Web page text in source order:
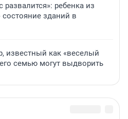
развалится»: ребенка из
зданий в
известный как «веселый
семью могут выдворить